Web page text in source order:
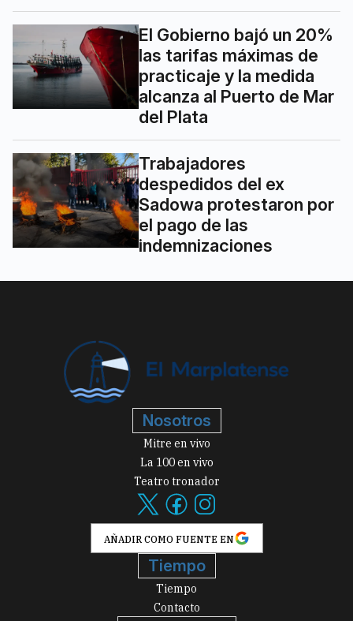
El Gobierno bajó un 20%
las tarifas máximas de
practicaje y la medida
alcanza al Puerto de Mar
del Plata
Trabajadores
despedidos del ex
Sadowa protestaron por
el pago de las
indemnizaciones
Nosotros
Mitre en vivo
La 100 en vivo
Teatro tronador
AÑADIR COMO FUENTE EN
Tiempo
Tiempo
Contacto